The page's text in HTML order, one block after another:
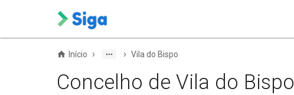
Início › › Vila do Bispo
Concelho de Vila do Bispo